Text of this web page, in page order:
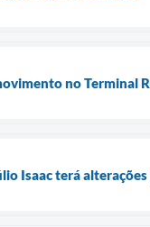
no Terminal
Isaac terá